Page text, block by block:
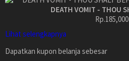
DEATH VOMIT - THOU
Rp.185,000
Lihat selengkapnya
Dapatkan kupon belanja sebesar